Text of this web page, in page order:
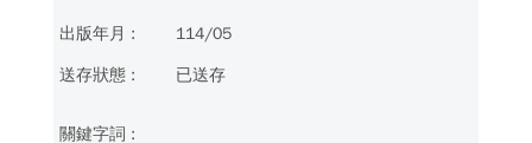
114/05
已送存